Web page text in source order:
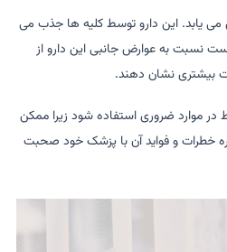
یابد. این دارو توسط کلیه ها جذب می
نسبت به عوارض جانبی این دارو از
نشان دهند.
در موارد ضروری استفاده شود زیرا ممکن
خطرات و فواید آن با پزشک خود صحبت